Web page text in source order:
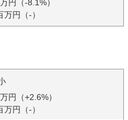
円（-8.1%）
円（-）
円（+2.6%）
円（-）